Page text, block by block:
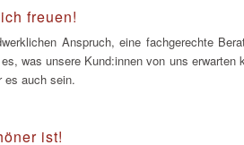
freuen!
Anspruch, eine fachgerechte
was unsere Kund:innen von uns erwarten
es auch sein.
ist!